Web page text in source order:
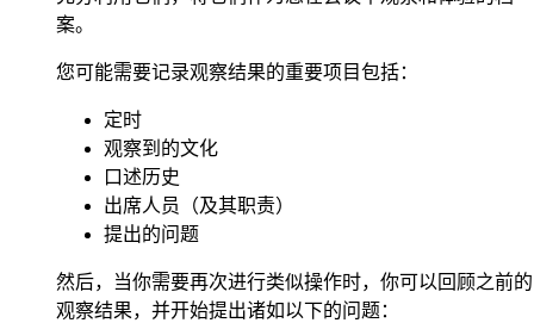
案。
您可能需要记录观察结果的重要项目包括：
定时
观察到的文化
口述历史
出席人员（及其职责）
提出的问题
然后，当你需要再次进行类似操作时，你可以回顾之前的
观察结果，并开始提出诸如以下的问题：